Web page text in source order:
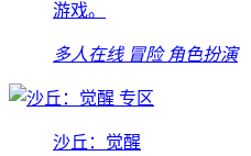
游戏。
多人在线 冒险 角色扮演
专区
沙丘：觉醒